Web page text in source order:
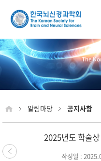
The
알림마당 공지사항
2025년도 학술
작성일 :